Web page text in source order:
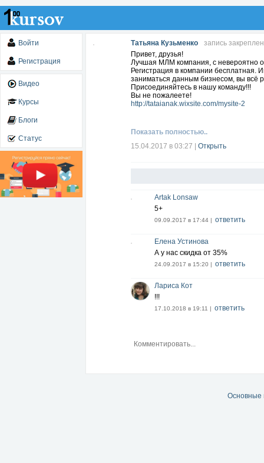
Войти
Регистрация
Видео
Курсы
Блоги
Статус
Татьяна Кузьменко
запись
Привет, друзья!
Лучшая МЛМ компания, с невероятно
Регистрация в компании бесплатная.
заниматься данным бизнесом, вы всё
Присоединяйтесь в нашу команду!!!
Вы не пожалеете!
http://tataianak.wixsite.com/mysite-2
Показать полностью..
15.04.2017 в 03:27
Открыть
Artak Lonsaw
5+
09.09.2017 в 17:44 | ответить
Елена Устинова
А у нас скидка от 35%
24.09.2017 в 15:20 | ответить
Лариса Кот
!!!
17.10.2018 в 19:11 | ответить
Основные